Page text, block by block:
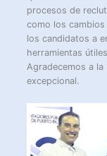
procesos de
como los
los candidatos a
herramientas
Agradecemos a la
excepcional.